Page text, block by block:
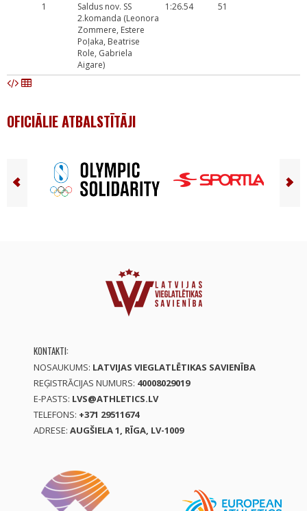
1
Saldus nov. SS
2.komanda (Leonora
Zommere, Estere
Poļaka, Beatrise
Role, Gabriela
Aigare)
1:26.54 51
OFICIĀLIE ATBALSTĪTĀJI
KONTAKTI:
NOSAUKUMS: LATVIJAS VIEGLATLĒTIKAS SAVIENĪBA
REĢISTRĀCIJAS NUMURS: 40008029019
E-PASTS: LVS@ATHLETICS.LV
TELEFONS: +371 29511674
ADRESE: AUGŠIELA 1, RĪGA, LV-1009